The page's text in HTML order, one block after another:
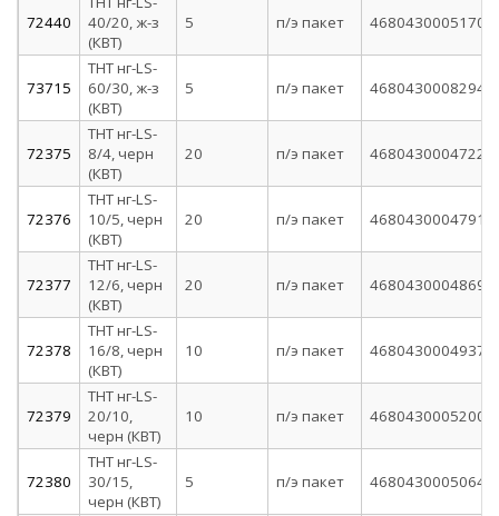
72440
40/20, ж-з
(КВТ)
5 п/э пакет 4680430005170
73715
ТНТ нг-LS-
60/30, ж-з
(КВТ)
5 п/э пакет 4680430008294
72375
ТНТ нг-LS-
8/4, черн
(КВТ)
20 п/э пакет 4680430004722
72376
ТНТ нг-LS-
10/5, черн
(КВТ)
20 п/э пакет 4680430004791
72377
ТНТ нг-LS-
12/6, черн
(КВТ)
20 п/э пакет 4680430004869
72378
ТНТ нг-LS-
16/8, черн
(КВТ)
10 п/э пакет 4680430004937
72379
ТНТ нг-LS-
20/10,
черн (КВТ)
10 п/э пакет 4680430005200
72380
ТНТ нг-LS-
30/15,
черн (КВТ)
5 п/э пакет 4680430005064